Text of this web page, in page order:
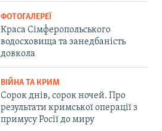
ФОТОГАЛЕРЕЇ
Краса Сімферопольського
водосховища та занедбаність
довкола
ВІЙНА ТА КРИМ
Сорок днів, сорок ночей. Про
результати кримської операції з
примусу Росії до миру